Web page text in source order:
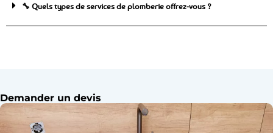
🔧 Quels types de services de plomberie offrez-vous ?
Demander un devis